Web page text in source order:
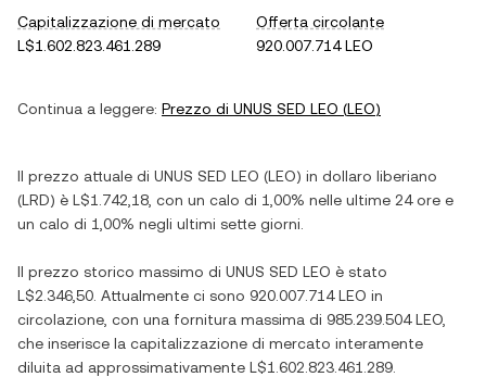
Capitalizzazione di mercato
L$1.602.823.461.289
Offerta circolante
920.007.714 LEO
Continua a leggere: Prezzo di UNUS SED LEO (LEO)
Il prezzo attuale di UNUS SED LEO (LEO) in dollaro liberiano
(LRD) è L$1.742,18 , con un calo di 1,00% nelle ultime 24 ore e
un calo di 1,00% negli ultimi sette giorni.
Il prezzo storico massimo di UNUS SED LEO è stato
L$2.346,50 . Attualmente ci sono 920.007.714 LEO in
circolazione, con una fornitura massima di 985.239.504 LEO
che inserisce la capitalizzazione di mercato interamente
diluita ad approssimativamente L$1.602.823.461.289